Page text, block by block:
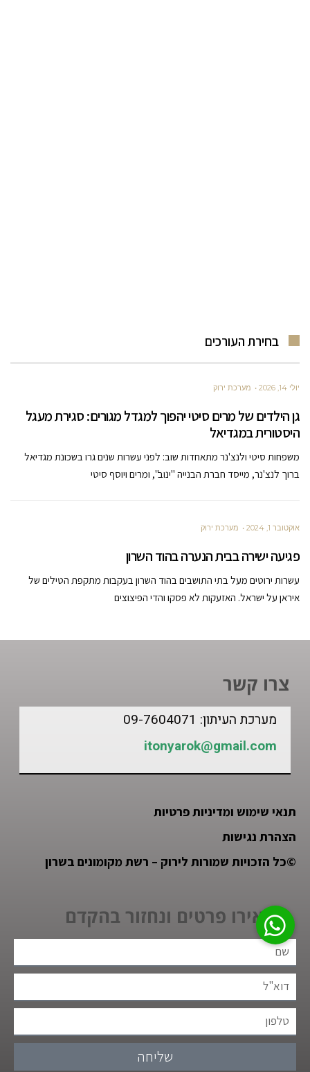
בחירת העורכים
יולי 14, 2026 מערכת ירוק
גן הילדים של מרים סיטי יהפוך למגדל מגורים: סגירת מעגל
היסטורית במגדיאל
משפחות סיטי ולנצ'נר מתאחדות שוב: לפני עשרות שנים גרו בשכונת מגדיאל
ברוך לנצ'נר, מייסד חברת הבנייה "ינוב", ומרים ויוסף סיטי
אוקטובר 1, 2024 מערכת ירוק
פגיעה ישירה בבית הנערה בהוד השרון
עשרות ירוטים מעל בתי התושבים בהוד השרון בעקבות מתקפת הטילים של
איראן על ישראל. האזעקות לא פסקו והדי הפיצוצים
צרו קשר
מערכת העיתון: 09-7604071
itonyarok@gmail.com
תנאי שימוש ומדיניות פרטיות
הצהרת נגישות
©כל הזכויות שמורות לירוק – רשת מקומונים בשרון
השאירו פרטים ונחזור בהקדם
שליחה